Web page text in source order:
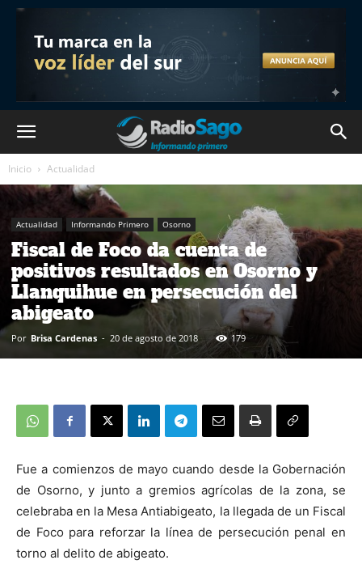
Inicio Actualidad
Actualidad Informando Primero Osorno
Fiscal de Foco da cuenta de
positivos resultados en Osorno y
Llanquihue en persecución del
abigeato
Por Brisa Cardenas - 20 de agosto de 2018 179
Fue a comienzos de mayo cuando desde la Gobernación
de Osorno, y junto a gremios agrícolas de la zona, se
celebraba en la Mesa Antiabigeato, la llegada de un Fiscal
de Foco para reforzar la línea de persecución penal en
torno al delito de abigeato.